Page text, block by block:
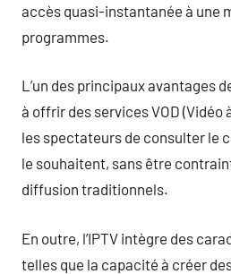
accès quasi-instantanée à une
programmes.
L’un des principaux avantages
à offrir des services VOD (Vidéo
les spectateurs de consulter le
le souhaitent, sans être
diffusion traditionnels.
En outre, l’IPTV intègre des
telles que la capacité à créer